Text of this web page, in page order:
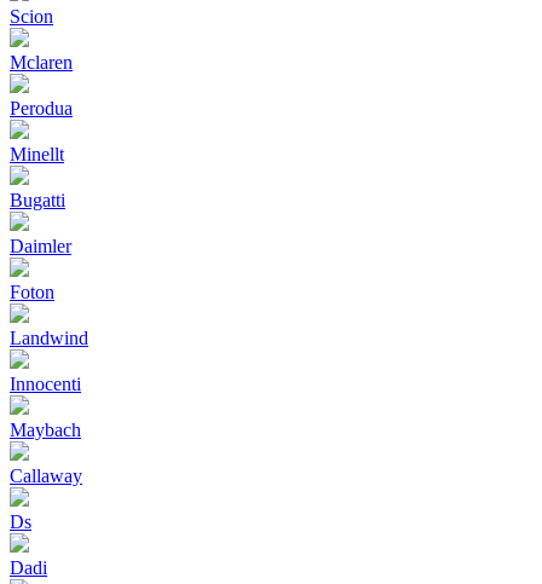
Scion
Mclaren
Perodua
Minellt
Bugatti
Daimler
Foton
Landwind
Innocenti
Maybach
Callaway
Ds
Dadi